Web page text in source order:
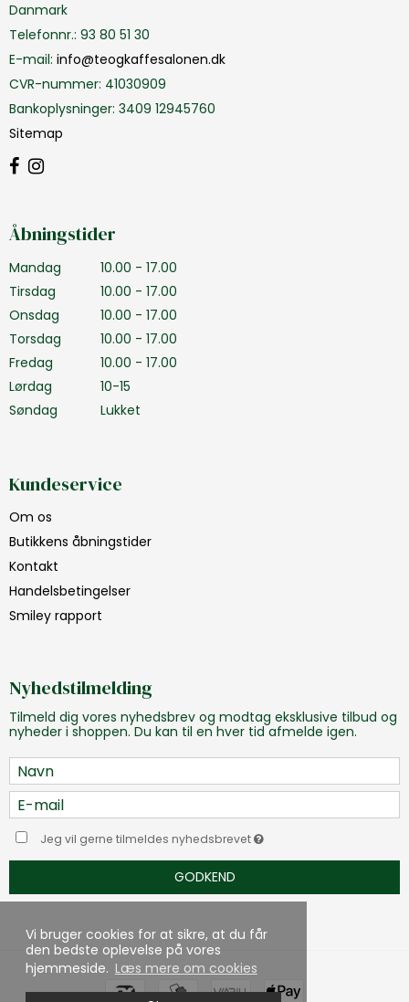
Vi bruger cookies for at sikre, at du får
den bedste oplevelse på vores
hjemmeside. Læs mere om cookies
Danmark
Telefonnr.: 93 80 51 30
E-mail: info@teogkaffesalonen.dk
CVR-nummer: 41030909
Bankoplysninger: 3409 12945760
Sitemap
Åbningstider
Mandag
10.00 - 17.00
Tirsdag
10.00 - 17.00
Onsdag
10.00 - 17.00
Torsdag
10.00 - 17.00
Fredag
10.00 - 17.00
Lørdag
10-15
Søndag
Lukket
Kundeservice
Om os
Butikkens åbningstider
Kontakt
Handelsbetingelser
Smiley rapport
Nyhedstilmelding
Tilmeld dig vores nyhedsbrev og modtag eksklusive tilbud og
nyheder i shoppen. Du kan til en hver tid afmelde igen.
Jeg vil gerne tilmeldes nyhedsbrevet
GODKEND